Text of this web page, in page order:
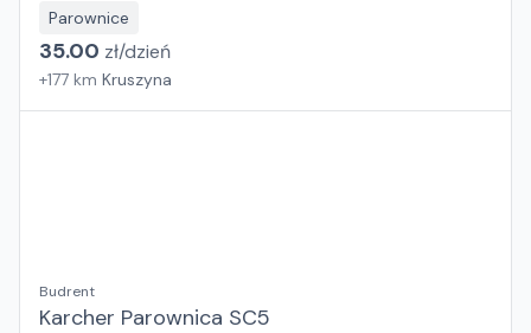
Parownice
35.00 zł/dzień
+177 km Kruszyna
Budrent
Karcher Parownica SC5